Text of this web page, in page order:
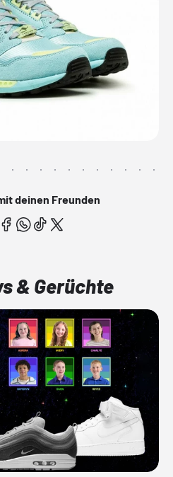
deinen Freunden
& Gerüchte